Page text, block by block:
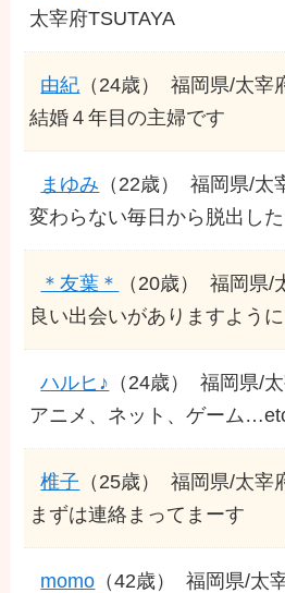
太宰府TSUTAYA
由紀 （24歳）
福岡県/太宰
結婚４年目の主婦です
まゆみ （22歳）
福岡県/太
変わらない毎日から脱出した
＊友葉＊ （20歳）
福岡県/
良い出会いがありますように
ハルヒ♪ （24歳）
福岡県/
アニメ、ネット、ゲーム
椎子 （25歳）
福岡県/太宰
まずは連絡まってまーす
momo （42歳）
福岡県/太